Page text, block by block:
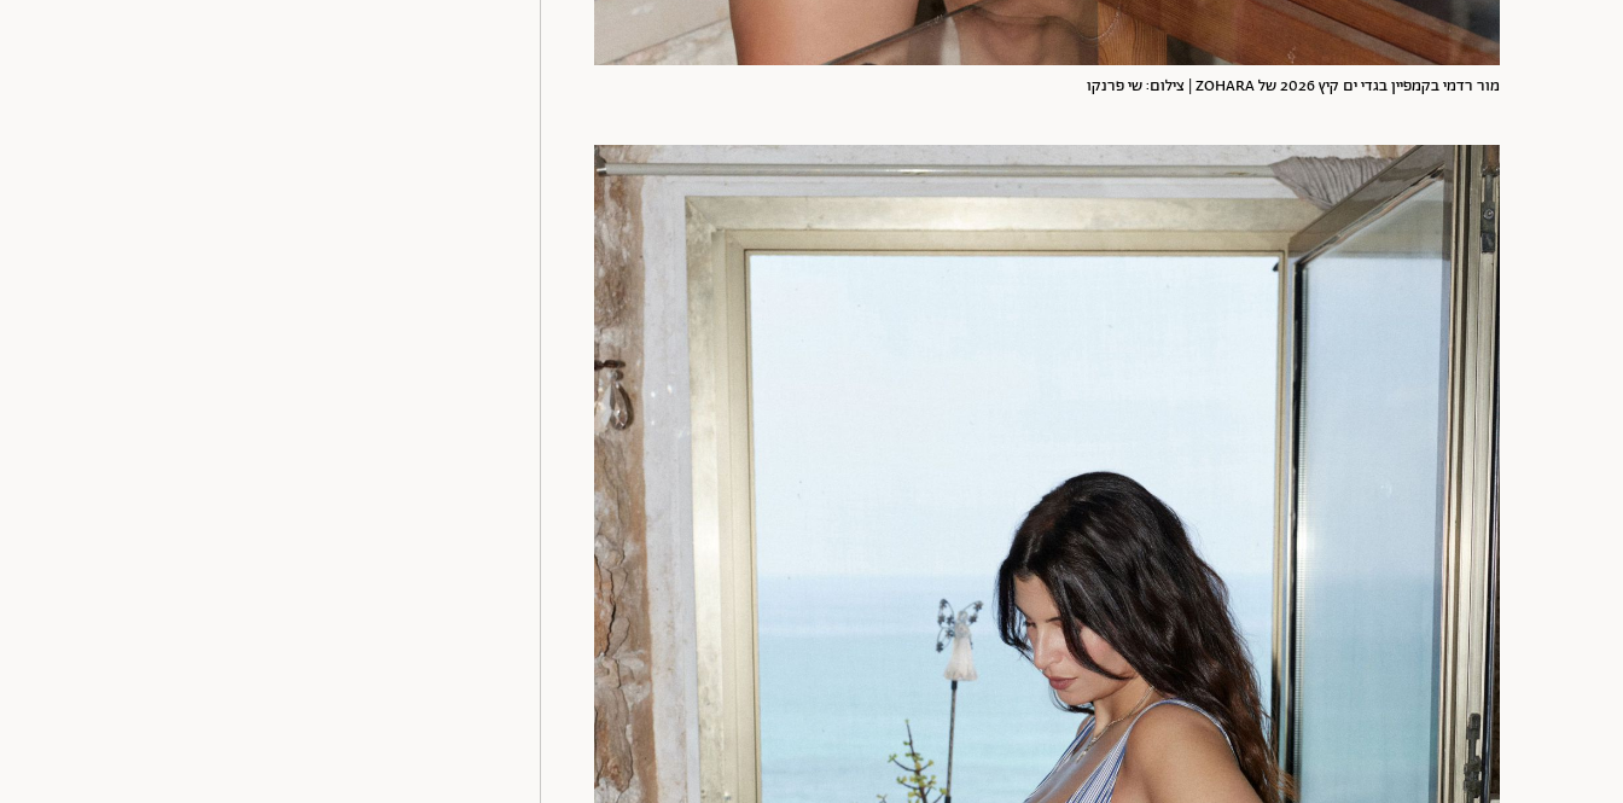
מור רדמי בקמפיין בגדי ים קיץ 2026 של ZOHARA | צילום: שי פרנקו